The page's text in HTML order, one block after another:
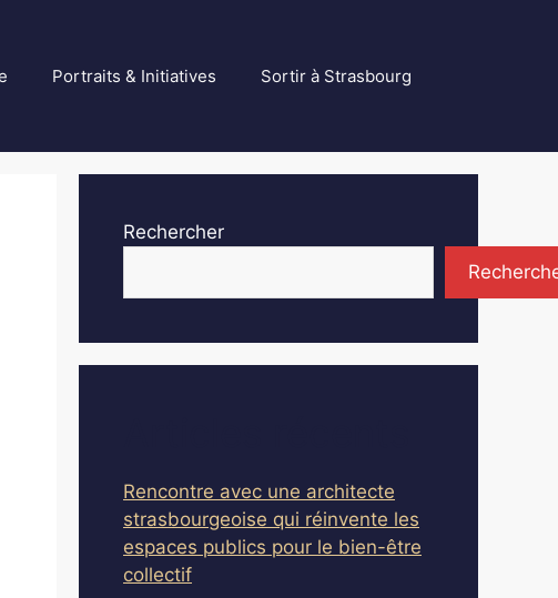
Portraits & Initiatives Sortir à Strasbourg
Rechercher
Rencontre avec une architecte
strasbourgeoise qui réinvente les
espaces publics pour le bien-être
collectif